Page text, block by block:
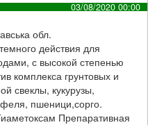
03/08/2020 00:00
обл.
действия для
с высокой степенью
комплекса грунтовых и
свеклы, кукурузы,
пшеници,сорго.
Препаративная